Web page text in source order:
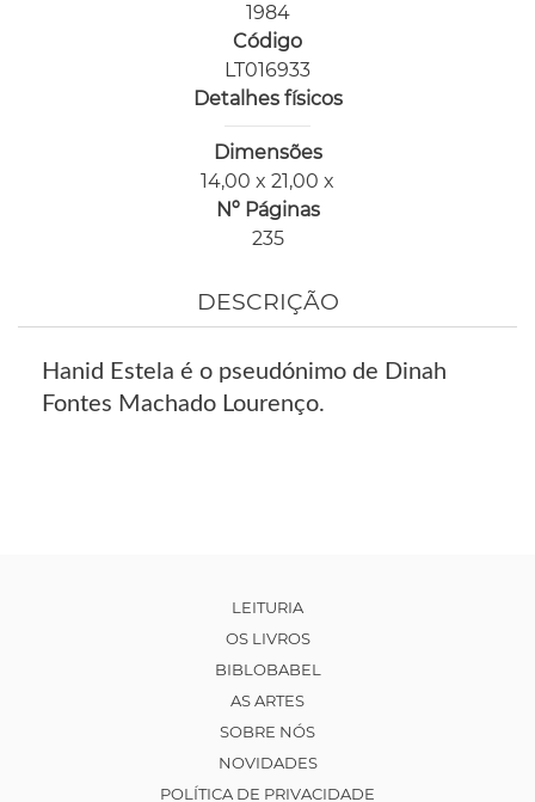
1984
Código
LT016933
Detalhes físicos
Dimensões
14,00 x 21,00 x
Nº Páginas
235
DESCRIÇÃO
Hanid Estela é o pseudónimo de Dinah
Fontes Machado Lourenço.
LEITURIA
OS LIVROS
BIBLOBABEL
AS ARTES
SOBRE NÓS
NOVIDADES
POLÍTICA DE PRIVACIDADE